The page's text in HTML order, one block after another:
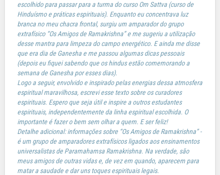
escolhido para passar para a turma do curso Om Sattva (curso de
Hinduísmo e práticas espirituais). Enquanto eu concentrava luz
branca no meu chacra frontal, surgiu um amparador do grupo
extrafísico “Os Amigos de Ramakrishna” e me sugeriu a utilização
desse mantra para limpeza do campo energético. E ainda me disse
que era dia de Ganesha e me passou algumas dicas pessoais
(depois eu fiquei sabendo que os hindus estão comemorando a
semana de Ganesha por esses dias).
Logo a seguir, envolvido e inspirado pelas energias dessa atmosfera
espiritual maravilhosa, escrevi esse texto sobre os curadores
espirituais. Espero que seja útil e inspire a outros estudantes
espirituais, independentemente da linha espiritual escolhida. O
importante é fazer o bem sem olhar a quem. E ser feliz!
Detalhe adicional: informações sobre “Os Amigos de Ramakrishna” -
é um grupo de amparadores extrafísicos ligados aos ensinamentos
universalistas de Paramahamsa Ramakrishna. Na verdade, são
meus amigos de outras vidas e, de vez em quando, aparecem para
matar a saudade e dar uns toques espirituais legais.